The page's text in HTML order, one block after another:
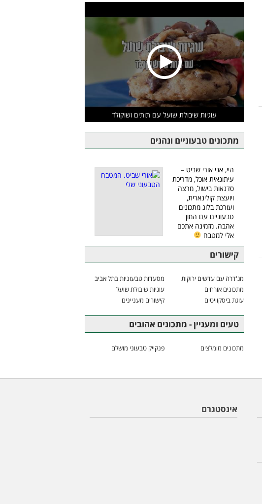
עוגיות שיבולת שועל עם תותים ושוקולד
מתכונים טבעוניים ונהנים
היי, אני אורי שביט –
עיתונאית אוכל, מדריכת
סדנאות בישול, מרצה
ויועצת קולינארית,
ועורכת בלוג מתכונים
טבעוניים עם המון
אהבה. מזמינה אתכם
אלי למטבח
קישורים
מג'דרה עם עדשים ירוקות
מסעדות טבעוניות בתל אביב
מתכונים אורחים
עוגיות שיבולת שועל
עוגת ביסקוויטים
קישורים מעניינים
טעים ומעניין - מתכונים אהובים
מתכונים מומלצים פנקייק טבעוני מושלם
אינסטגרם